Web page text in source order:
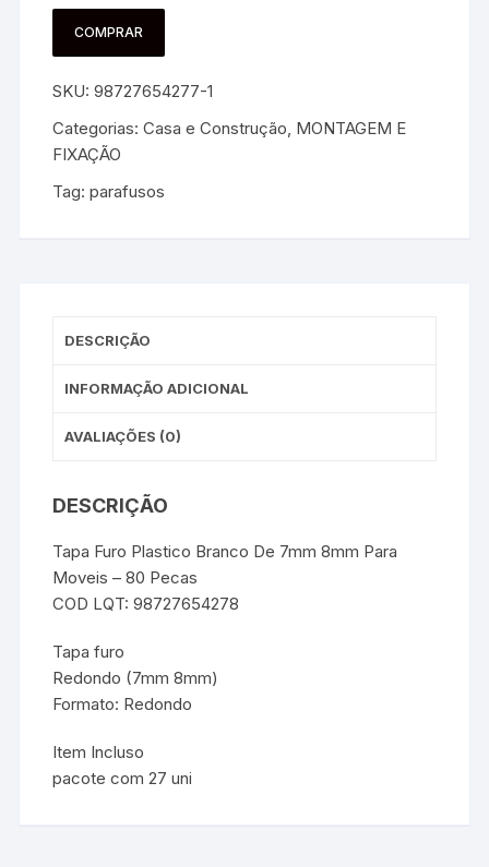
COMPRAR
SKU:98727654277-1
Categorias:Casa e Construção MONTAGEM E
FIXAÇÃO
Tag:parafusos
DESCRIÇÃO
INFORMAÇÃO ADICIONAL
AVALIAÇÕES (0)
DESCRIÇÃO
Tapa Furo Plastico Branco De 7mm 8mm Para
Moveis – 80 Pecas
COD LQT: 98727654278
Tapa furo
Redondo (7mm 8mm)
Formato: Redondo
Item Incluso
pacote com 27 uni